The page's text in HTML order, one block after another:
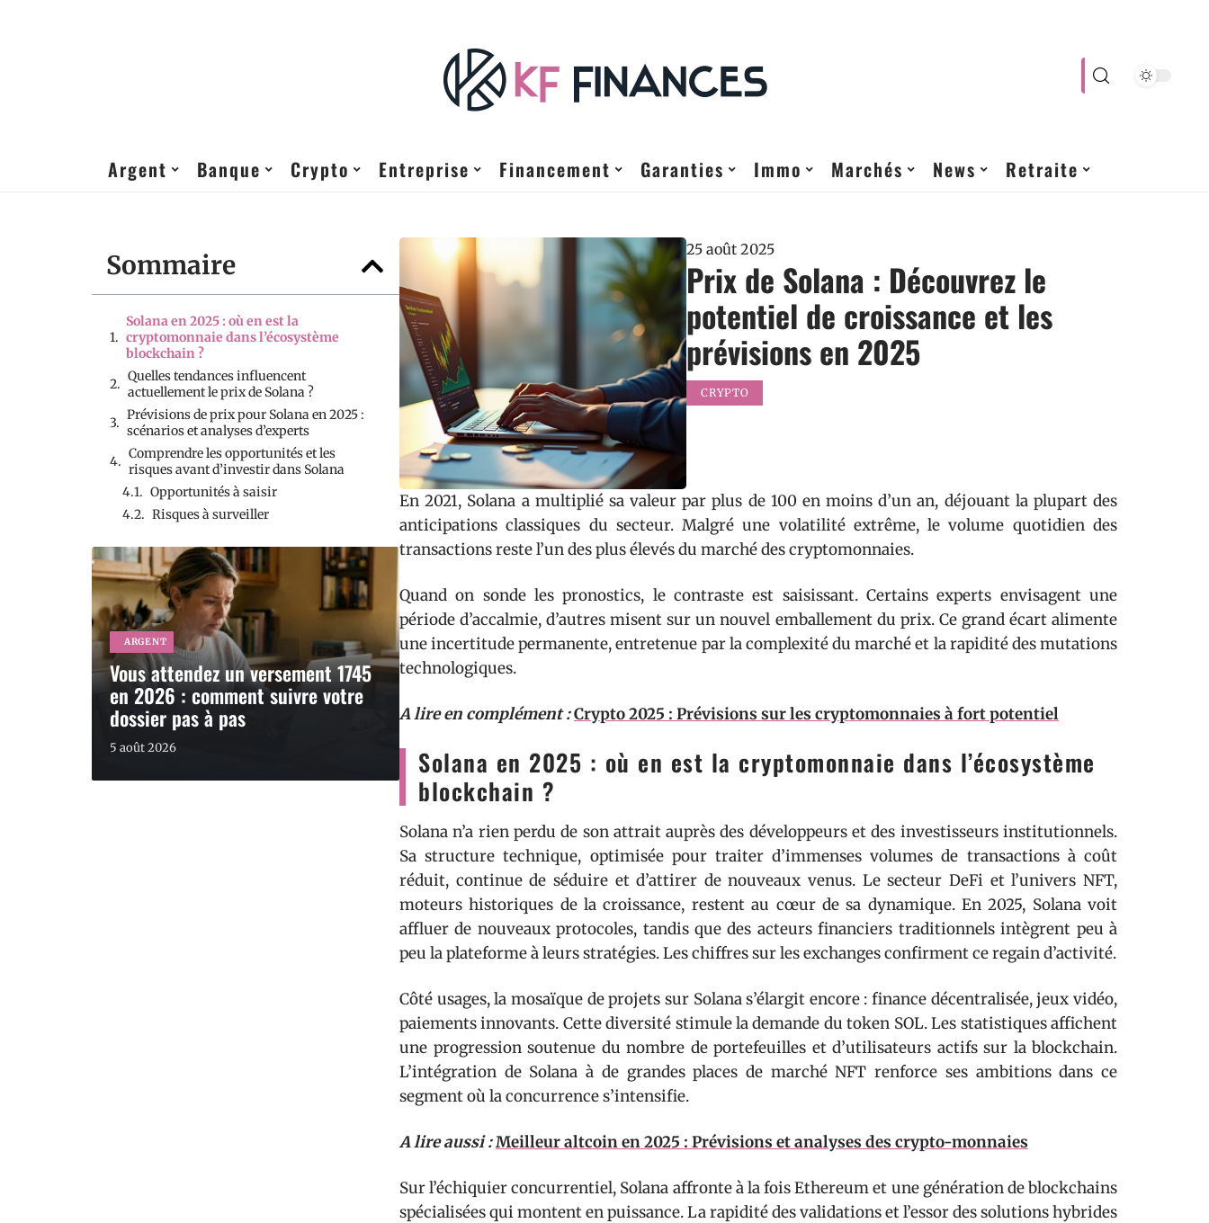
Argent Banque Crypto Entreprise Financement Garanties Immo Marchés News Retraite
Sommaire
Solana en 2025 : où en est la
cryptomonnaie dans l’écosystème
blockchain ?
Quelles tendances influencent
actuellement le prix de Solana ?
Prévisions de prix pour Solana en 2025 :
scénarios et analyses d’experts
Comprendre les opportunités et les
risques avant d’investir dans Solana
Opportunités à saisir
Risques à surveiller
ARGENT
Vous attendez un versement 1745
en 2026 : comment suivre votre
dossier pas à pas
5 août 2026
25 août 2025
Prix de Solana : Découvrez le
potentiel de croissance et les
prévisions en 2025
CRYPTO
En 2021, Solana a multiplié sa valeur par plus de 100 en moins d’un an, déjouant la plupart des
anticipations classiques du secteur. Malgré une volatilité extrême, le volume quotidien des
transactions reste l’un des plus élevés du marché des cryptomonnaies.
Quand on sonde les pronostics, le contraste est saisissant. Certains experts envisagent une
période d’accalmie, d’autres misent sur un nouvel emballement du prix. Ce grand écart alimente
une incertitude permanente, entretenue par la complexité du marché et la rapidité des mutations
technologiques.
A lire en complément :Crypto 2025 : Prévisions sur les cryptomonnaies à fort potentiel
Solana en 2025 : où en est la cryptomonnaie dans l’écosystème
blockchain ?
Solana n’a rien perdu de son attrait auprès des développeurs et des investisseurs institutionnels.
Sa structure technique, optimisée pour traiter d’immenses volumes de transactions à coût
réduit, continue de séduire et d’attirer de nouveaux venus. Le secteur DeFi et l’univers NFT,
moteurs historiques de la croissance, restent au cœur de sa dynamique. En 2025, Solana voit
affluer de nouveaux protocoles, tandis que des acteurs financiers traditionnels intègrent peu à
peu la plateforme à leurs stratégies. Les chiffres sur les exchanges confirment ce regain d’activité.
Côté usages, la mosaïque de projets sur Solana s’élargit encore : finance décentralisée, jeux vidéo,
paiements innovants. Cette diversité stimule la demande du token SOL. Les statistiques affichent
une progression soutenue du nombre de portefeuilles et d’utilisateurs actifs sur la blockchain.
L’intégration de Solana à de grandes places de marché NFT renforce ses ambitions dans ce
segment où la concurrence s’intensifie.
A lire aussi :Meilleur altcoin en 2025 : Prévisions et analyses des crypto-monnaies
Sur l’échiquier concurrentiel, Solana affronte à la fois Ethereum et une génération de blockchains
spécialisées qui montent en puissance. La rapidité des validations et l’essor des solutions hybrides